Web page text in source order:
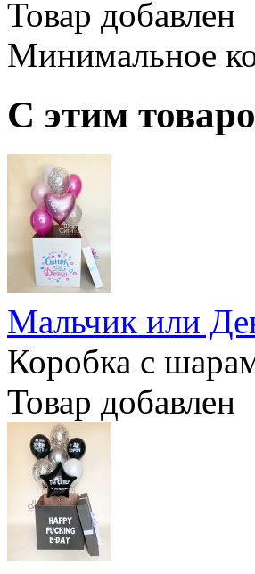
Товар добавлен
Минимальное
С этим
Мальчик или
Коробка с
Товар добавлен